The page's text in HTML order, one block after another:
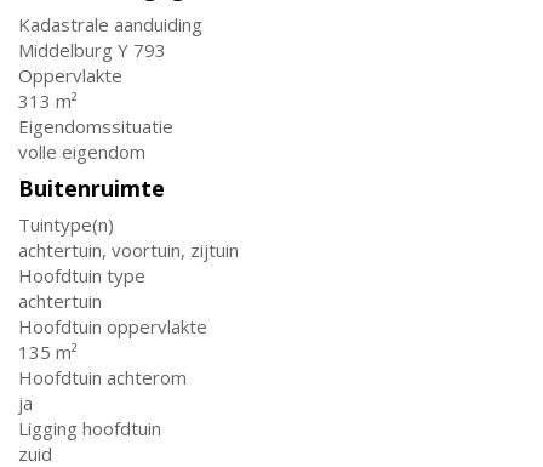
Kadastrale aanduiding
Middelburg Y 793
Oppervlakte
313 m²
Eigendomssituatie
volle eigendom
Buitenruimte
Tuintype(n)
achtertuin, voortuin, zijtuin
Hoofdtuin type
achtertuin
Hoofdtuin oppervlakte
135 m²
Hoofdtuin achterom
ja
Ligging hoofdtuin
zuid